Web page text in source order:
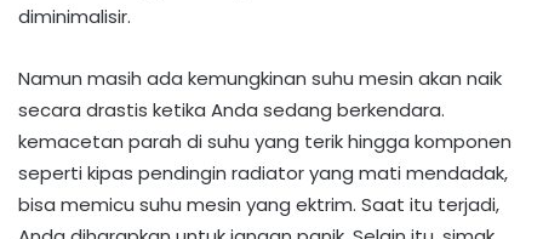
diminimalisir.
Namun masih ada kemungkinan suhu mesin akan naik
secara drastis ketika Anda sedang berkendara.
kemacetan parah di suhu yang terik hingga komponen
seperti kipas pendingin radiator yang mati mendadak,
bisa memicu suhu mesin yang ektrim. Saat itu terjadi,